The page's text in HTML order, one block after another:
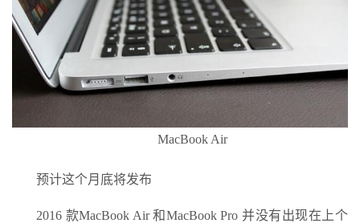
MacBook Air
预计这个月底将发布
2016 款MacBook Air 和MacBook Pro 并没有出现在上个